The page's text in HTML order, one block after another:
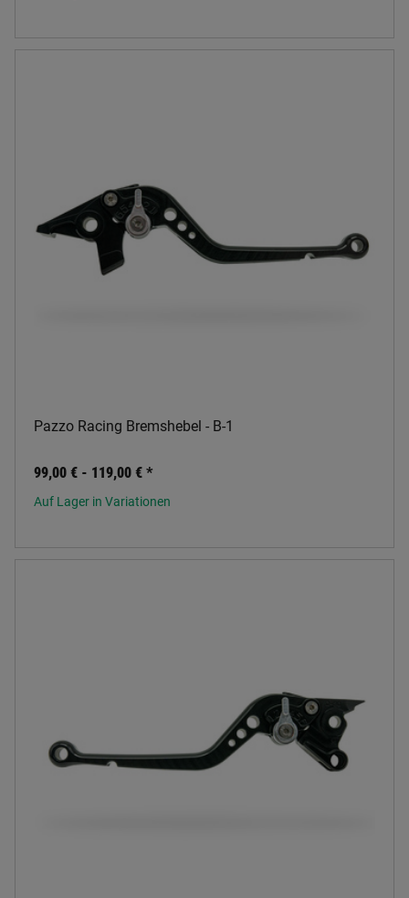
Pazzo Racing Bremshebel - B-1
99,00 € - 119,00 € *
Auf Lager in Variationen